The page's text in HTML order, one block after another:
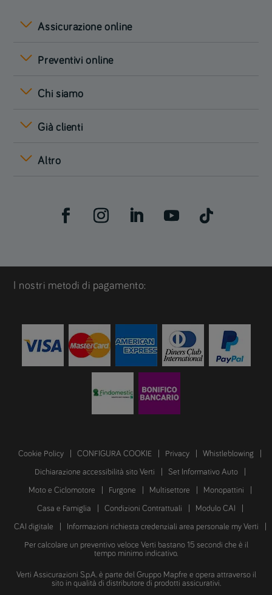
Assicurazione online
Preventivi online
Chi siamo
Già clienti
Altro
I nostri metodi di pagamento:
Cookie Policy CONFIGURA COOKIE Privacy Whistleblowing
Dichiarazione accessibilità sito Verti Set Informativo Auto
Moto e Ciclomotore Furgone Multisettore Monopattini
Casa e Famiglia Condizioni Contrattuali Modulo CAI
CAI digitale Informazioni richiesta credenziali area personale my Verti
Per calcolare un preventivo veloce Verti bastano 15 secondi che è il
tempo minimo indicativo.
Verti Assicurazioni S.p.A. è parte del Gruppo Mapfre e opera attraverso il
sito in qualità di distributore di prodotti assicurativi.